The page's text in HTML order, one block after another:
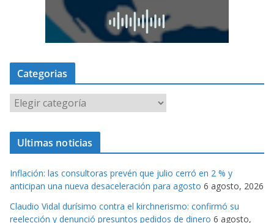
Categorias
a
t
o
r
i
Ultimas noticias
Inflación: las consultoras prevén que julio cerró en 2 % y
anticipan una nueva desaceleración para agosto 6 agosto, 2026
Claudio Vidal durísimo contra el kirchnerismo: confirmó su
reelección y denunció presuntos pedidos de dinero 6 agosto,